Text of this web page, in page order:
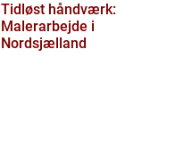
Tidløst håndværk:
Malerarbejde i
Nordsjælland